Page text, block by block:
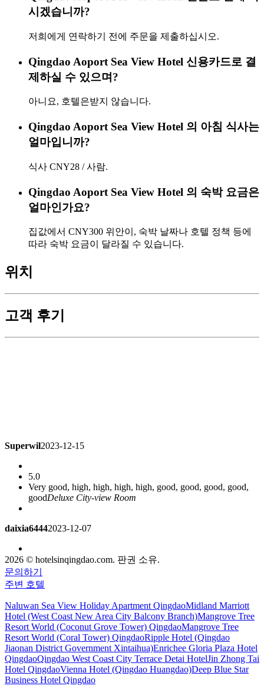
시겠습니까?
저희에게 연락하기 전에 주문을 제출하십시오.
Qingdao Aoport Sea View Hotel 신용카드로 결
제하실 수 있으며?
아니요, 호텔은받지 않습니다.
Qingdao Aoport Sea View Hotel 의 아침 식사는
얼마입니까?
식사 CNY28 / 사람.
Qingdao Aoport Sea View Hotel 의 숙박 요금은
얼마인가요?
집값에서 CNY300 위안이, 숙박 날짜나 호텔 정책 등에
따라 숙박 요금이 달라질 수 있습니다.
위치
고객 후기
Superwil2023-12-15
5.0
Very good, high, high, high, high, good, good, good, good,
goodDeluxe City-view Room
daixia64442023-12-07
I've lived many times. It's really good
5.0
It's great. Going out is the beach. Support Tujia!Deluxe
Ocean-view Queen Room
caven2023-11-15
2026 © hotelsinqingdao.com. 판권 소유.
문의하기
주변 호텔
Naluwan Sea View Holiday Apartment QingdaoMidland Marriott
Hotel (West Coast New Area City Balcony Branch)Mangrove Tree
Resort World (Coconut Grove Tower) QingdaoMangrove Tree
Resort World (Coral Tower) QingdaoRipple Hotel (Qingdao
Jiaonan District Government Xintaihua)Enrichee Gloria Plaza Hotel
QingdaoQingdao West Coast City Terrace Detai HotelJin Zhong Tai
Hotel QingdaoVienna Hotel (Qingdao Huangdao)Deep Blue Star
Business Hotel Qingdao